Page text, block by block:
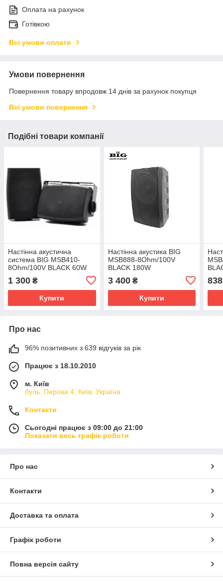
Оплата на рахунок
Готівкою
Всі умови оплати
Умови повернення
Повернення товару впродовж 14 днів за рахунок покупця
Всі умови повернення
Подібні товари компанії
Настінна акустична
система BIG MSB410-
8Ohm/100V BLACK 60W
1 300 ₴
Купити
Настінна акустика BIG
MSB888-8Ohm/100V
BLACK 180W
3 400₴
Купити
838
Про нас
96% позитивних з 639 відгуків за рік
Працює з 18.10.2010
м. Київ
буль. Перова 4, Київ, Україна
Контакти
Сьогодні працює з 09:00 до 21:00
Показати весь графік роботи
Про нас
Контакти
Доставка та оплата
Графік роботи
Повна версія сайту